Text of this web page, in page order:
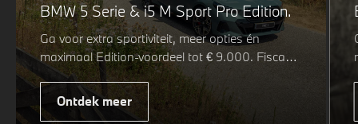
BMW 5 Serie & i5 M Sport Pro Edition.
Ga voor extra sportiviteit, meer opties én
maximaal Edition-voordeel tot € 9.000. Fiscaal
leverbaar vanaf € 75.347. Met de BMW 5 Serie
& i5 M Sport Pro Edition kiest u voor een rijk
uitgeruste uitvoering waarin juist de details het
Ontdek meer